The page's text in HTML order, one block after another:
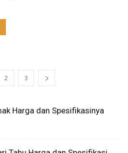
2 3
Harga dan Spesifikasinya